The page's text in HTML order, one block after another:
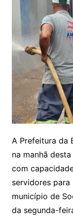
A Prefeitura da
na manhã
com
servidores
município de
da segunda-